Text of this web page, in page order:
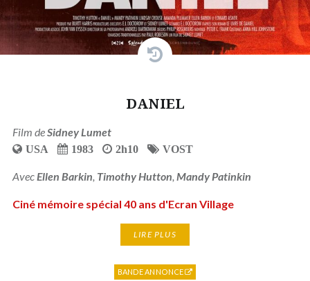
DANIEL
Film de Sidney Lumet
USA 1983 2h10 VOST
Avec Ellen Barkin Timothy Hutton Mandy Patinkin
Ciné mémoire spécial 40 ans d'Ecran Village
LIRE PLUS
BANDE ANNONCE